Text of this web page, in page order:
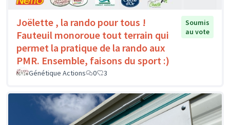
Joëlette , la rando pour tous !
Fauteuil monoroue tout terrain qui
permet la pratique de la rando aux
PMR. Ensemble, faisons du sport :)
Soumis
au vote
Génétique Actions 0 3